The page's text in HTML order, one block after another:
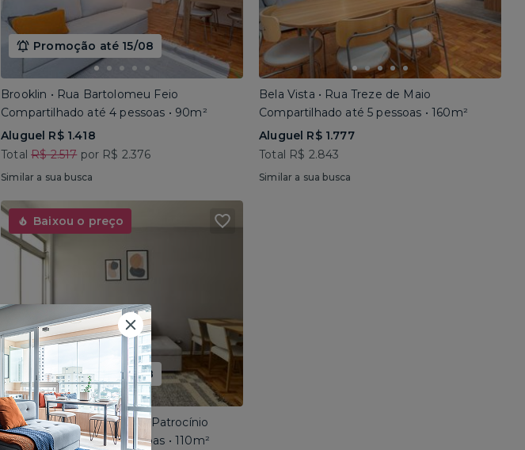
Promoção até 15/08
Brooklin • Rua Bartolomeu Feio
Compartilhado até 4 pessoas • 90m²
Aluguel R$ 1.418
TotalR$ 2.517por R$ 2.376
Similar a sua busca
Bela Vista • Rua Treze de Maio
Compartilhado até 5 pessoas • 160m²
Aluguel R$ 1.777
Total R$ 2.843
Similar a sua busca
Baixou o preço
Promoção até 15/08
Vila Mariana • Rua José do Patrocínio
Compartilhado até 4 pessoas • 110m²